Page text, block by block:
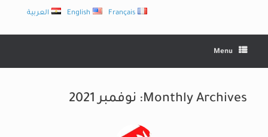
العربية English Français
Menu
Monthly Archives: نوفمبر 2021